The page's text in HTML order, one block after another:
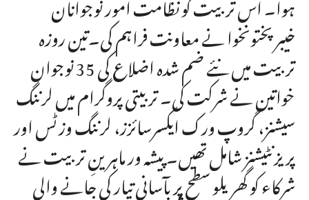
خیبرپختونخوا نے معاونت فراہم کی۔تین روزہ
تربیت میں نئے ضم شدہ اضلاع کی 35 نوجوان
خواتین نے شرکت کی۔ تربیتی پروگرام میں لرننگ
سیشنز، گروپ ورک ایکسرسائزز، لرننگ وزٹس اور
پریزنٹیشنز شامل تھیں۔ پیشہ ور ماہرینِ تربیت نے
شرکاء کو گھریلو سطح پر بآسانی تیار کی جانے والی